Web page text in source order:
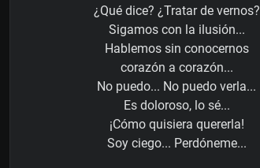
¿Qué dice? ¿Tratar de vernos?
Sigamos con la ilusión...
Hablemos sin conocernos
corazón a corazón...
No puedo... No puedo verla...
Es doloroso, lo sé...
¡Cómo quisiera quererla!
Soy ciego... Perdóneme...